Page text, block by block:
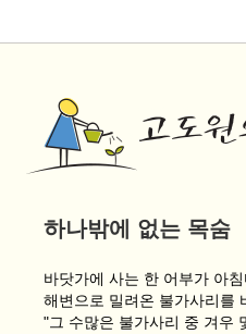
하나밖에 없는 목숨
바닷가에 사는 한 어부가 아
해변으로 밀려온 불가사리를
"그 수많은 불가사리 중 겨우